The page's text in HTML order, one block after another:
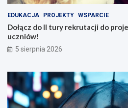
EDUKACJA PROJEKTY WSPARCIE
Dołącz do II tury rekrutacji do
uczniów!
5 sierpnia 2026